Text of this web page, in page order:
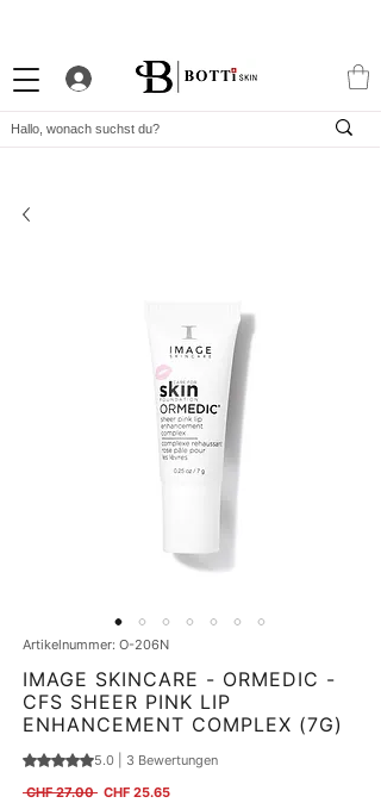
Artikelnummer: O-206N
IMAGE SKINCARE - ORMEDIC -
CFS SHEER PINK LIP
ENHANCEMENT COMPLEX (7G)
Das Rating beträgt 5.0 von fünf Sternen, basierend auf 3
5.0 | 3 Bewertungen
CHF 27.00 Standardpreis
CHF 25.65Sale-Preis